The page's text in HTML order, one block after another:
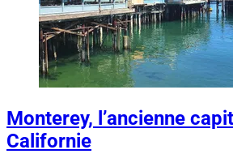
Monterey, l’ancienne
Californie